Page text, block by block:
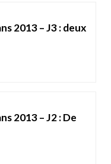
2013 – J3 : deux
2013 – J2 : De